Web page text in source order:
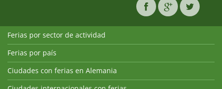
Ferias por sector de actividad
Ferias por país
Ciudades con ferias en Alemania